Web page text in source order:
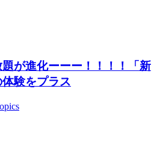
が進化ーーー！！！！「新
験をプラス